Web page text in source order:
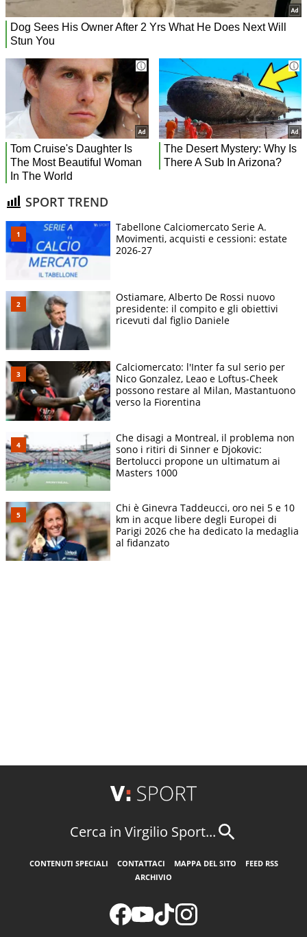
SPORT TREND
Tabellone Calciomercato Serie A.
Movimenti, acquisti e cessioni: estate
2026-27
Ostiamare, Alberto De Rossi nuovo
presidente: il compito e gli obiettivi
ricevuti dal figlio Daniele
Calciomercato: l'Inter fa sul serio per
Nico Gonzalez, Leao e Loftus-Cheek
possono restare al Milan, Mastantuono
verso la Fiorentina
Che disagi a Montreal, il problema non
sono i ritiri di Sinner e Djokovic:
Bertolucci propone un ultimatum ai
Masters 1000
Chi è Ginevra Taddeucci, oro nei 5 e 10
km in acque libere degli Europei di
Parigi 2026 che ha dedicato la medaglia
al fidanzato
Cerca in Virgilio Sport...
CONTENUTI SPECIALI CONTATTACI MAPPA DEL SITO
FEED RSS
ARCHIVIO